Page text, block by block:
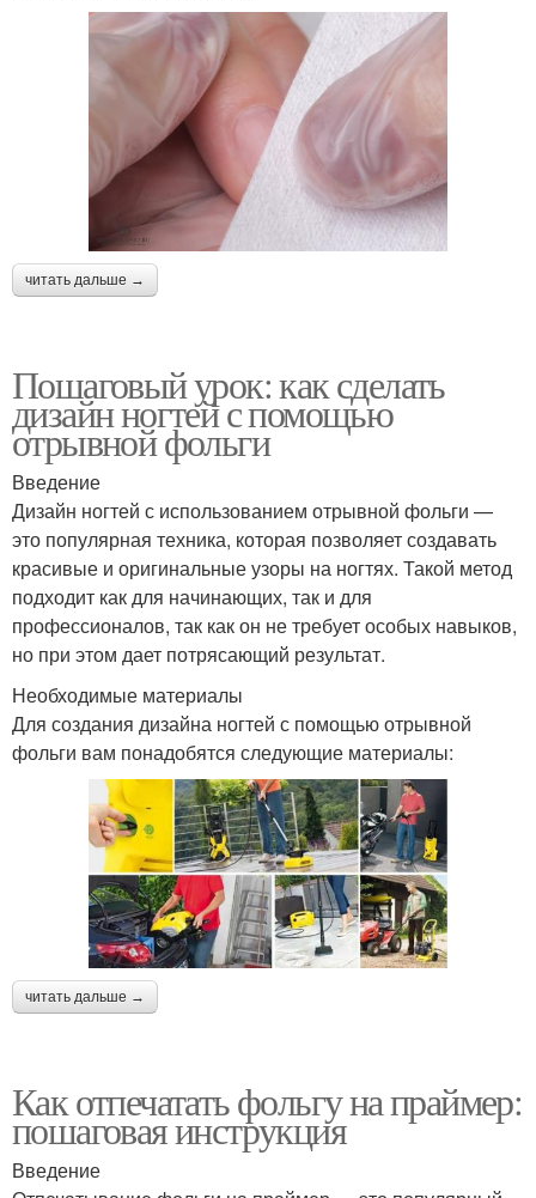
читать дальше →
Пошаговый урок: как сделать
дизайн ногтей с помощью
отрывной фольги
Введение
Дизайн ногтей с использованием отрывной фольги —
это популярная техника, которая позволяет создавать
красивые и оригинальные узоры на ногтях. Такой метод
подходит как для начинающих, так и для
профессионалов, так как он не требует особых навыков,
но при этом дает потрясающий результат.
Необходимые материалы
Для создания дизайна ногтей с помощью отрывной
фольги вам понадобятся следующие материалы:
читать дальше →
Как отпечатать фольгу на праймер:
пошаговая инструкция
Введение